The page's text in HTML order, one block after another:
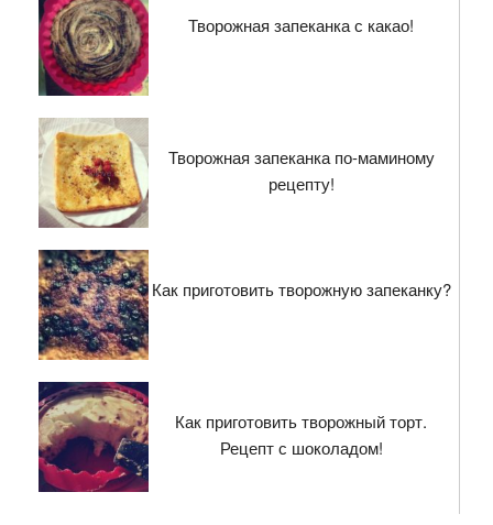
Творожная запеканка с какао!
Творожная запеканка по-маминому
рецепту!
Как приготовить творожную запеканку?
Как приготовить творожный торт.
Рецепт с шоколадом!